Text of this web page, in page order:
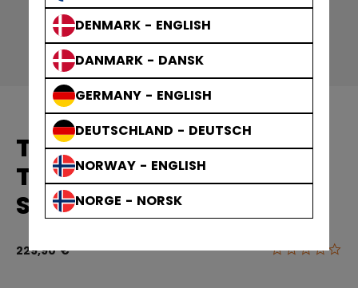
DENMARK - ENGLISH
DANMARK - DANSK
GERMANY - ENGLISH
DEUTSCHLAND - DEUTSCH
NORWAY - ENGLISH
NORGE - NORSK
TACKS
TORWARTSCHLÄGER
SENIOR P4
229,90 € 5 von 5